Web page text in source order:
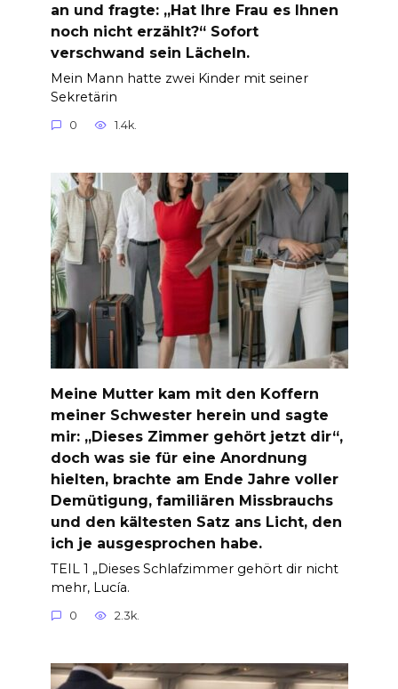
an und fragte: „Hat Ihre Frau es Ihnen
noch nicht erzählt?“ Sofort
verschwand sein Lächeln.
Mein Mann hatte zwei Kinder mit seiner
Sekretärin
0 1.4k.
Meine Mutter kam mit den Koffern
meiner Schwester herein und sagte
mir: „Dieses Zimmer gehört jetzt dir“,
doch was sie für eine Anordnung
hielten, brachte am Ende Jahre voller
Demütigung, familiären Missbrauchs
und den kältesten Satz ans Licht, den
ich je ausgesprochen habe.
TEIL 1 „Dieses Schlafzimmer gehört dir nicht
mehr, Lucía.
0 2.3k.